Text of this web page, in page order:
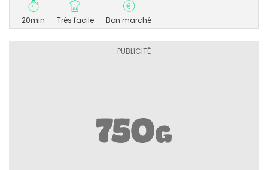
20min Très facile Bon marché